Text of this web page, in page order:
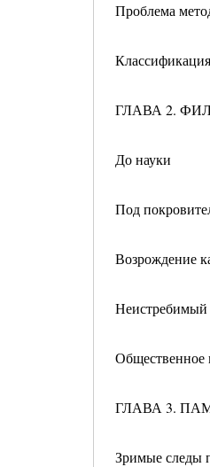
Проблема
ГЛАВА 2.
До науки
Под
Возрождение
Неистребимый
Общественное
ГЛАВА 3.
Зримые следы